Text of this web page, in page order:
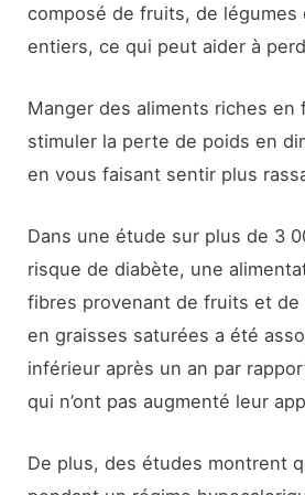
composé de fruits, de légumes
entiers, ce qui peut aider à
Manger des aliments riches en
stimuler la perte de poids en
en vous faisant sentir plus
Dans une étude sur plus de 3
risque de diabète, une
fibres provenant de fruits et de
en graisses saturées a été
inférieur après un an par
qui n’ont pas augmenté leur
De plus, des études montrent